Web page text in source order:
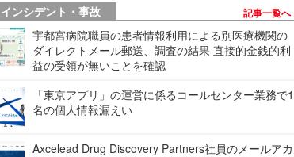
インシデント・事故 記事一覧へ
宇都宮病院職員の患者情報利用による別医療機関の
ダイレクトメール郵送、調査の結果 直接的金銭的利
益の受領が無いことを確認
「東京アプリ」の運営に係るコールセンター業務で1
名の個人情報漏えい
Axcelead Drug Discovery Partners社員のメールアカ